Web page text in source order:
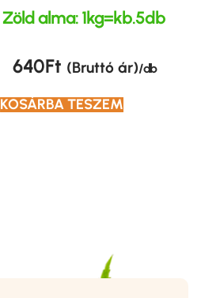
Zöld alma: 1kg=kb.5db
640Ft (Bruttó ár)/ db
KOSÁRBA TESZEM